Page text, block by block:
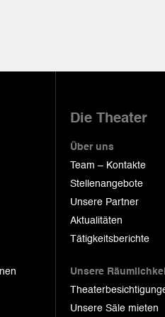
Die Theater
Über uns
Team – Kontakte
Stellenangebote
Unsere Partner
Aktualitäten
Tätigkeitsberichte
Unsere
Unsere Säle mieten